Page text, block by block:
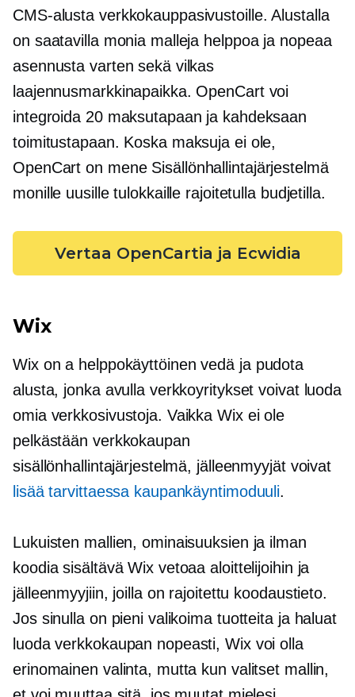
CMS-alusta verkkokauppasivustoille. Alustalla
on saatavilla monia malleja helppoa ja nopeaa
asennusta varten sekä vilkas
laajennusmarkkinapaikka. OpenCart voi
integroida 20 maksutapaan ja kahdeksaan
toimitustapaan. Koska maksuja ei ole,
OpenCart on meneSisällönhallintajärjestelmä
monille uusille tulokkaille rajoitetulla budjetilla.
Vertaa OpenCartia ja Ecwidia
Wix
Wix on a helppokäyttöinen vedä ja pudota
alusta, jonka avulla verkkoyritykset voivat luoda
omia verkkosivustoja. Vaikka Wix ei ole
pelkästään verkkokaupan
sisällönhallintajärjestelmä, jälleenmyyjät voivat
lisää tarvittaessa kaupankäyntimoduuli.
Lukuisten mallien, ominaisuuksien ja ilman
koodia sisältävä Wix vetoaa aloittelijoihin ja
jälleenmyyjiin, joilla on rajoitettu koodaustieto.
Jos sinulla on pieni valikoima tuotteita ja haluat
luoda verkkokaupan nopeasti, Wix voi olla
erinomainen valinta, mutta kun valitset mallin,